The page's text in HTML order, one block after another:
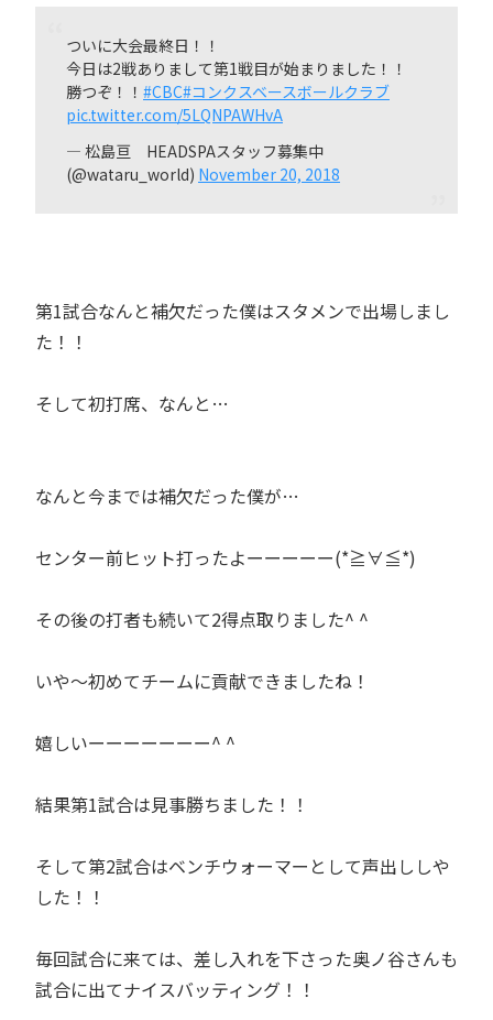
ついに大会最終日！！
今日は2戦ありまして第1戦目が始まりました！！
勝つぞ！！ #CBC#コンクスベースボールクラブ
pic.twitter.com/5LQNPAWHvA
— 松島亘 HEADSPAスタッフ募集中
(@wataru_world) November 20, 2018
第1試合なんと補欠だった僕はスタメンで出場しまし
た！！
そして初打席、なんと…
なんと今までは補欠だった僕が…
センター前ヒット打ったよーーーーー(*≧∀≦*)
その後の打者も続いて2得点取りました^ ^
いや〜初めてチームに貢献できましたね！
嬉しいーーーーーーー^ ^
結果第1試合は見事勝ちました！！
そして第2試合はベンチウォーマーとして声出ししや
した！！
毎回試合に来ては、差し入れを下さった奥ノ谷さんも
試合に出てナイスバッティング！！